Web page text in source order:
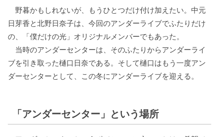
野暮かもしれないが、もうひとつだけ付け加えたい。中元
日芽香と北野日奈子は、今回のアンダーライブでふたりだけ
の、「僕だけの光」オリジナルメンバーでもあった。
当時のアンダーセンターは、そのふたりからアンダーライ
ブを引き取った樋口日奈である。そして樋口はもう一度アン
ダーセンターとして、この冬にアンダーライブを迎える。
「アンダーセンター」という場所